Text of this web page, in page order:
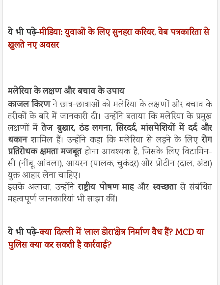
ये भी पढ़े-मीडिया: युवाओं के लिए सुनहरा करियर, वेब पत्रकारिता से
खुलते नए अवसर
मलेरिया के लक्षण और बचाव के उपाय
काजल किरणने छात्र-छात्राओं को मलेरिया के लक्षणों और बचाव के
तरीकों के बारे में जानकारी दी। उन्होंने बताया कि मलेरिया के प्रमुख
लक्षणों मेंतेज बुखार, ठंड लगना, सिरदर्द, मांसपेशियों में दर्द और
थकानशामिल हैं। उन्होंने कहा कि मलेरिया से लड़ने के लिएरोग
प्रतिरोधक क्षमता मजबूतहोना आवश्यक है, जिसके लिए विटामिन-
सी (नींबू, आंवला), आयरन (पालक, चुकंदर) और प्रोटीन (दाल, अंडा)
युक्त आहार लेना चाहिए।
इसके अलावा, उन्होंनेराष्ट्रीय पोषण माहऔरस्वच्छतासे संबंधित
महत्वपूर्ण जानकारियां भी साझा कीं।
ये भी पढ़े-क्या दिल्ली में 'लाल डोरा'क्षेत्र निर्माण वैध हैं? MCD या
पुलिस क्या कर सकती है कार्रवाई?